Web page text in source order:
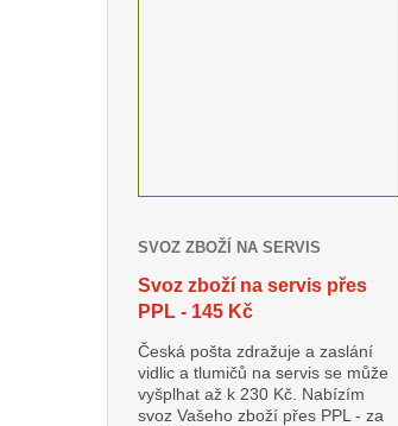
SVOZ ZBOŽÍ NA SERVIS
Svoz zboží na servis přes
PPL - 145 Kč
Česká pošta zdražuje a zaslání
vidlic a tlumičů na servis se může
vyšplhat až k 230 Kč. Nabízím
svoz Vašeho zboží přes PPL - za